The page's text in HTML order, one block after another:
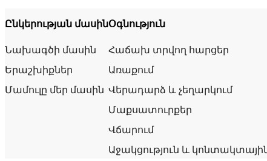
Ընկերության մասին
Նախագծի մասին
Երաշխիքներ
Մամուլը մեր մասին
Օգնություն
Հաճախ տրվող հարցեր
Առաքում
Վերադարձ և չեղարկում
Մաքսատուրքեր
Վճարում
Աջակցություն և